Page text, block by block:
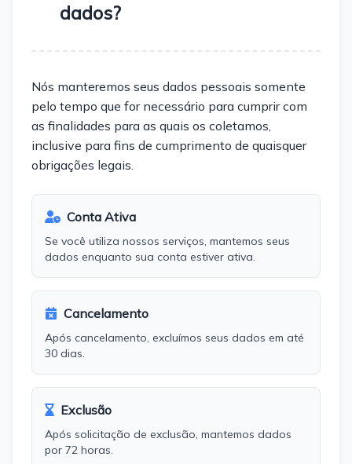
dados?
Nós manteremos seus dados pessoais somente
pelo tempo que for necessário para cumprir com
as finalidades para as quais os coletamos,
inclusive para fins de cumprimento de quaisquer
obrigações legais.
Conta Ativa
Se você utiliza nossos serviços, mantemos seus
dados enquanto sua conta estiver ativa.
Cancelamento
Após cancelamento, excluímos seus dados em até
30 dias.
Exclusão
Após solicitação de exclusão, mantemos dados
por 72 horas.